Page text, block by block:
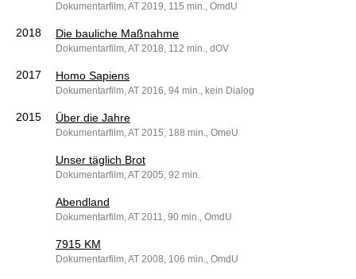
Dokumentarfilm, AT 2019, 115 min., OmdU
2018 Die bauliche Maßnahme
Dokumentarfilm, AT 2018, 112 min., dOV
2017 Homo Sapiens
Dokumentarfilm, AT 2016, 94 min., kein Dialog
2015 Über die Jahre
Dokumentarfilm, AT 2015, 188 min., OmeU
Unser täglich Brot
Dokumentarfilm, AT 2005, 92 min.
Abendland
Dokumentarfilm, AT 2011, 90 min., OmdU
7915 KM
Dokumentarfilm, AT 2008, 106 min., OmdU